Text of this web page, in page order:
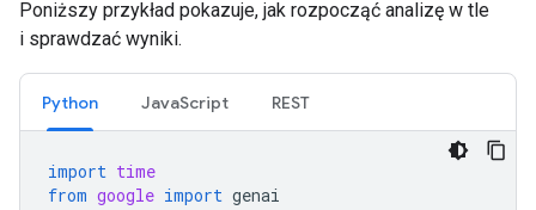
Poniższy przykład pokazuje, jak rozpocząć analizę w tle
i sprawdzać wyniki.
Python JavaScript REST
import time
from google import genai